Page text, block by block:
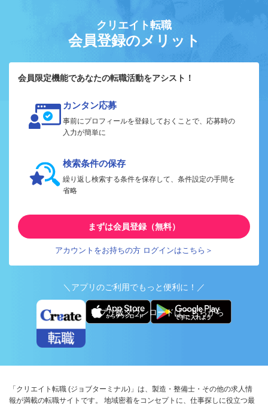
クリエイト転職
会員登録のメリット
会員限定機能であなたの転職活動をアシスト！
カンタン応募
事前にプロフィールを登録しておくことで、応募時の
入力が簡単に
検索条件の保存
繰り返し検索する条件を保存して、条件設定の手間を
省略
まずは会員登録（無料）
アカウントをお持ちの方 ログインはこちら＞
＼アプリのご利用でもっと便利に！／
アプリ版ダウンロードはこちらから
「クリエイト転職 (ジョブターミナル)」は、製造・整備士・その他の求人情
報が満載の転職サイトです。 地域密着をコンセプトに、仕事探しに役立つ最